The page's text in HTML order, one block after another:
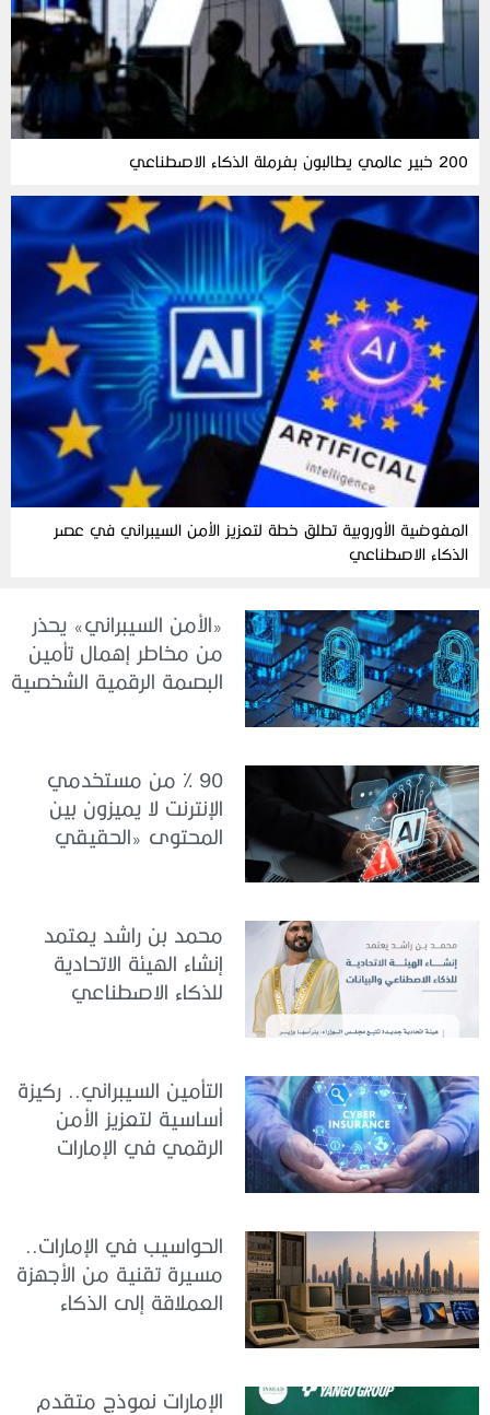
200 خبير عالمي يطالبون بفرملة الذكاء الاصطناعي
المفوضية الأوروبية تطلق خطة لتعزيز الأمن السيبراني في عصر
الذكاء الاصطناعي
«الأمن السيبراني» يحذر
من مخاطر إهمال تأمين
البصمة الرقمية الشخصية
90 % من مستخدمي
الإنترنت لا يميزون بين
المحتوى «الحقيقي
محمد بن راشد يعتمد
إنشاء الهيئة الاتحادية
للذكاء الاصطناعي
التأمين السيبراني.. ركيزة
أساسية لتعزيز الأمن
الرقمي في الإمارات
الحواسيب في الإمارات..
مسيرة تقنية من الأجهزة
العملاقة إلى الذكاء
الإمارات نموذج متقدم